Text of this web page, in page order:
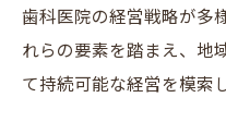
歯科医院の経営戦略が多
れらの要素を踏まえ、地
て持続可能な経営を模索